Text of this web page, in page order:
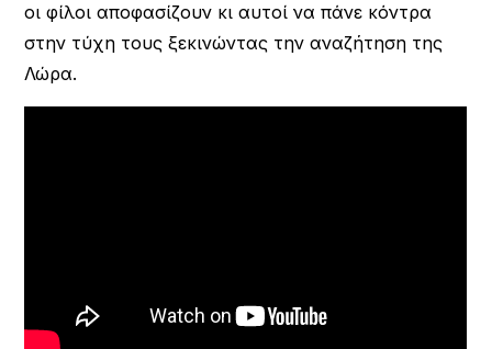
οι φίλοι αποφασίζουν κι αυτοί να πάνε κόντρα
στην τύχη τους ξεκινώντας την αναζήτηση της
Λώρα.